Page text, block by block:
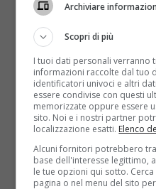
Esistono molte varianti di “
quali presenta delle
Soffermiamoci sulla “
che il frutto sia molto
biologicamente.
cura di mele: è necessario
cotte e succo fresco. La
(per un periodo
consultare il medico).
colazionecon un
Archiviare
Scopri di più
I tuoi dati personali verranno
informazioni raccolte dal tuo
identificatori univoci e altri
essere condivise con questi
memorizzate oppure essere
sito. Noi e i nostri partner
localizzazione esatti. Elenco
Alcuni fornitori potrebbero
base dell'interesse legittimo,
le tue opzioni qui sotto.
pagina o nel menu del sito